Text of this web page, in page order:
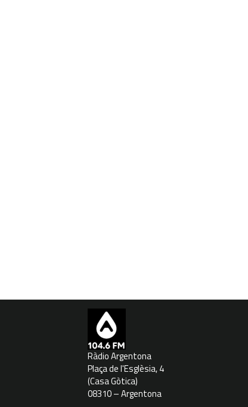
Ràdio Argentona
Plaça de l'Esglèsia, 4
(Casa Gòtica)
08310 – Argentona